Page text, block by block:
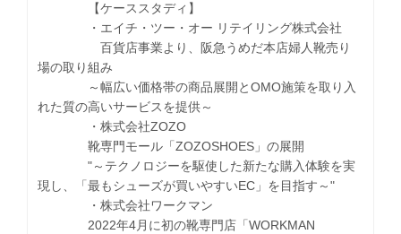
【ケーススタディ】
・エイチ・ツー・オー リテイリング株式会社
百貨店事業より、阪急うめだ本店婦人靴売り
場の取り組み
～幅広い価格帯の商品展開とOMO施策を取り入
れた質の高いサービスを提供～
・株式会社ZOZO
靴専門モール「ZOZOSHOES」の展開
"～テクノロジーを駆使した新たな購入体験を実
現し、「最もシューズが買いやすいEC」を目指す～"
・株式会社ワークマン
2022年4月に初の靴専門店「WORKMAN